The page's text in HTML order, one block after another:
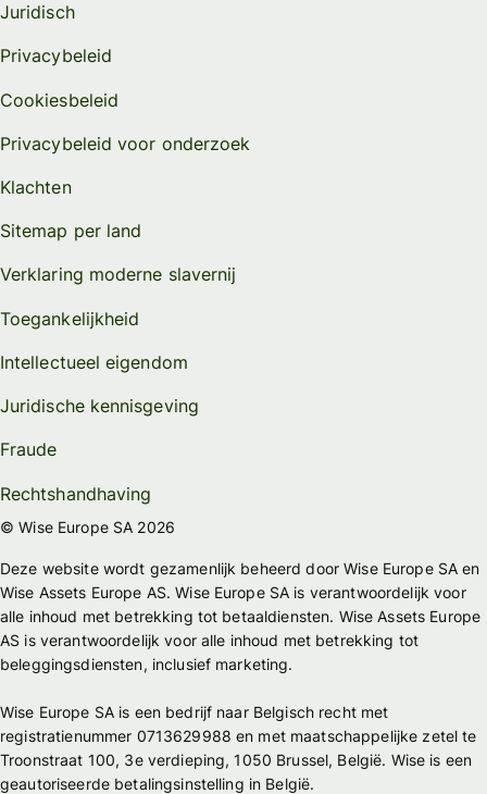
Juridisch
Privacybeleid
Cookiesbeleid
Privacybeleid voor onderzoek
Klachten
Sitemap per land
Verklaring moderne slavernij
Toegankelijkheid
Intellectueel eigendom
Juridische kennisgeving
Fraude
Rechtshandhaving
© Wise Europe SA 2026
Deze website wordt gezamenlijk beheerd door Wise Europe SA en
Wise Assets Europe AS. Wise Europe SA is verantwoordelijk voor
alle inhoud met betrekking tot betaaldiensten. Wise Assets Europe
AS is verantwoordelijk voor alle inhoud met betrekking tot
beleggingsdiensten, inclusief marketing.
Wise Europe SA is een bedrijf naar Belgisch recht met
registratienummer 0713629988 en met maatschappelijke zetel te
Troonstraat 100, 3e verdieping, 1050 Brussel, België. Wise is een
geautoriseerde betalingsinstelling in België.